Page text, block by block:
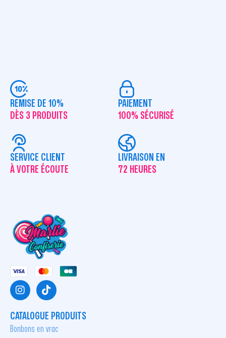
REMISE DE 10%
DÈS 3 PRODUITS
PAIEMENT
100% SÉCURISÉ
SERVICE CLIENT
À VOTRE ÉCOUTE
LIVRAISON EN
72 HEURES
CATALOGUE PRODUITS
Bonbons en vrac